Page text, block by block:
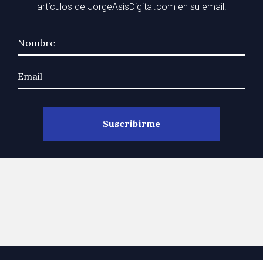
artículos de JorgeAsisDigital.com en su email.